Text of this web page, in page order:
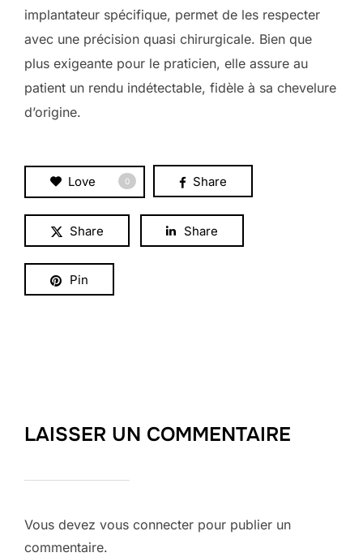
implantateur spécifique, permet de les respecter
avec une précision quasi chirurgicale. Bien que
plus exigeante pour le praticien, elle assure au
patient un rendu indétectable, fidèle à sa chevelure
d’origine.
Love 0 Share
Share Share
Pin
LAISSER UN COMMENTAIRE
Vous devez vous connecter pour publier un
commentaire.